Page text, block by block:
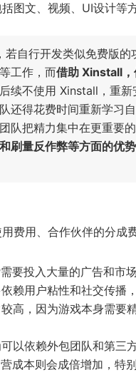
图文、视频、UI设计等
自行开发类似免费版的
工作，而借助 Xinstall，
续不使用 Xinstall，重新
还得花费时间重新学习
队把精力集中在更重要
刷量反作弊等方面的优
费用、合作伙伴的分成费
要投入大量的广告和市
赖用户粘性和社交传播
高，因为游戏本身需要
以依赖外包团队和第三
成本则会成倍增加，特